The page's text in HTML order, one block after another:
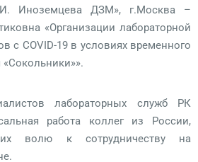
Иноземцева ДЗМ», г.Москва –
«Организации лабораторной
с COVID-19 в условиях временного
«Сокольники»».
лабораторных служб РК
работа коллег из России,
волю к сотрудничеству на